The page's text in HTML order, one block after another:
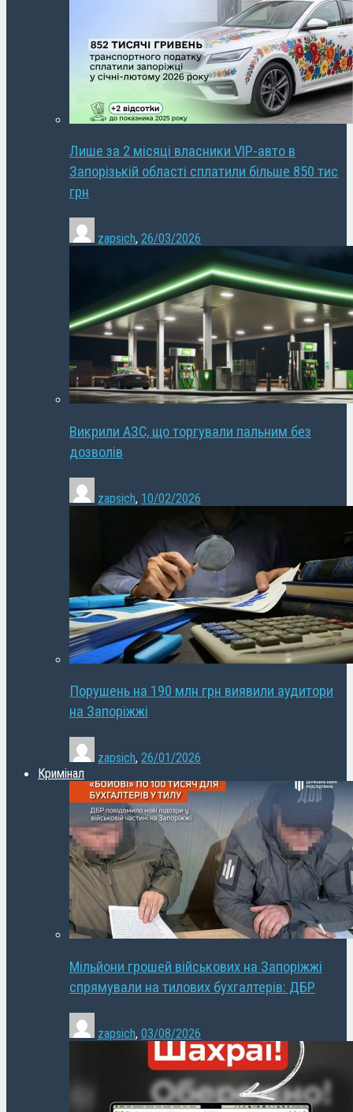
Лише за 2 місяці власники VIP-авто в
Запорізькій області сплатили більше 850 тис
грн
zapsich, 26/03/2026
Викрили АЗС, що торгували пальним без
дозволів
zapsich, 10/02/2026
Порушень на 190 млн грн виявили аудитори
на Запоріжжі
zapsich, 26/01/2026
Кримінал
Мільйони грошей військових на Запоріжжі
спрямували на тилових бухгалтерів: ДБР
zapsich, 03/08/2026